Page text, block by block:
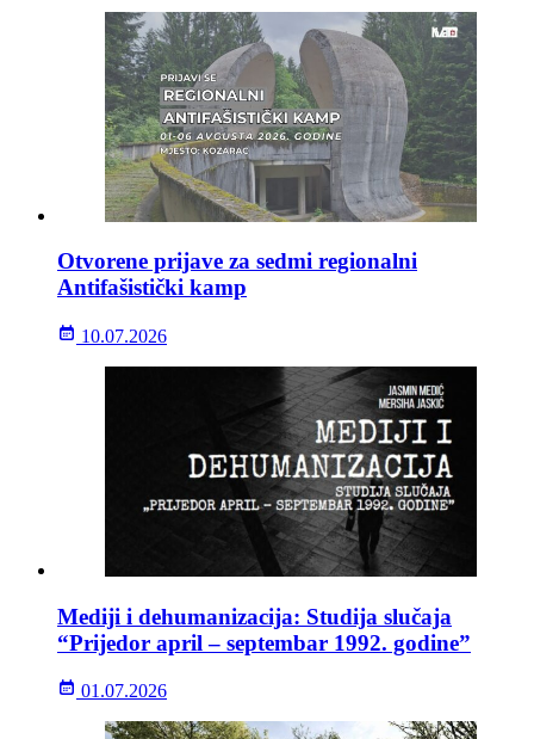
Otvorene prijave za sedmi regionalni
Antifašistički kamp
10.07.2026
Mediji i dehumanizacija: Studija slučaja
“Prijedor april – septembar 1992. godine”
01.07.2026